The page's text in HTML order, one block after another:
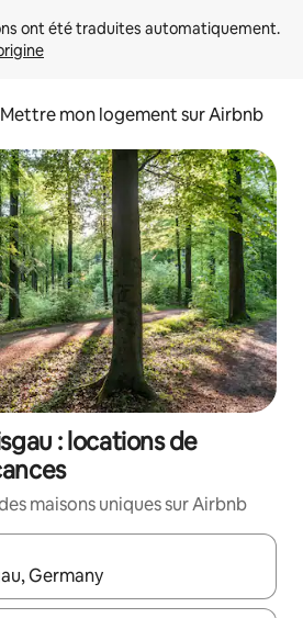
Mettre mon logement sur Airbnb
: locations de
maisons uniques sur Airbnb
utilisez les flèches vers le